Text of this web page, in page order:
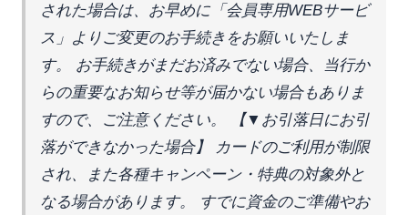
された場合は、お早めに「会員専用WEBサービ
ス」よりご変更のお手続きをお願いいたしま
す。 お手続きがまだお済みでない場合、当行か
らの重要なお知らせ等が届かない場合もありま
すので、ご注意ください。 【▼お引落日にお引
落ができなかった場合】 カードのご利用が制限
され、また各種キャンペーン・特典の対象外と
なる場合があります。 すでに資金のご準備やお